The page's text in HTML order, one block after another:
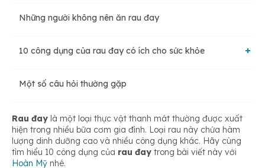
Rau đay trắng
Những người không nên ăn rau đay
10 công dụng của rau đay có ích cho sức khỏe
Nhuận tràng, trị táo bón
Bảo vệ sức khỏe tim mạch
Thanh nhiệt cơ thể
Một số câu hỏi thường gặp
Rau đay là một loại thực vật thanh mát thường được xuất
hiện trong nhiều bữa cơm gia đình. Loại rau này chứa hàm
lượng dinh dưỡng cao và nhiều công dụng khác. Hãy cùng
tìm hiểu 10 công dụng của rau đay trong bài viết này với
Hoàn Mỹ nhé.